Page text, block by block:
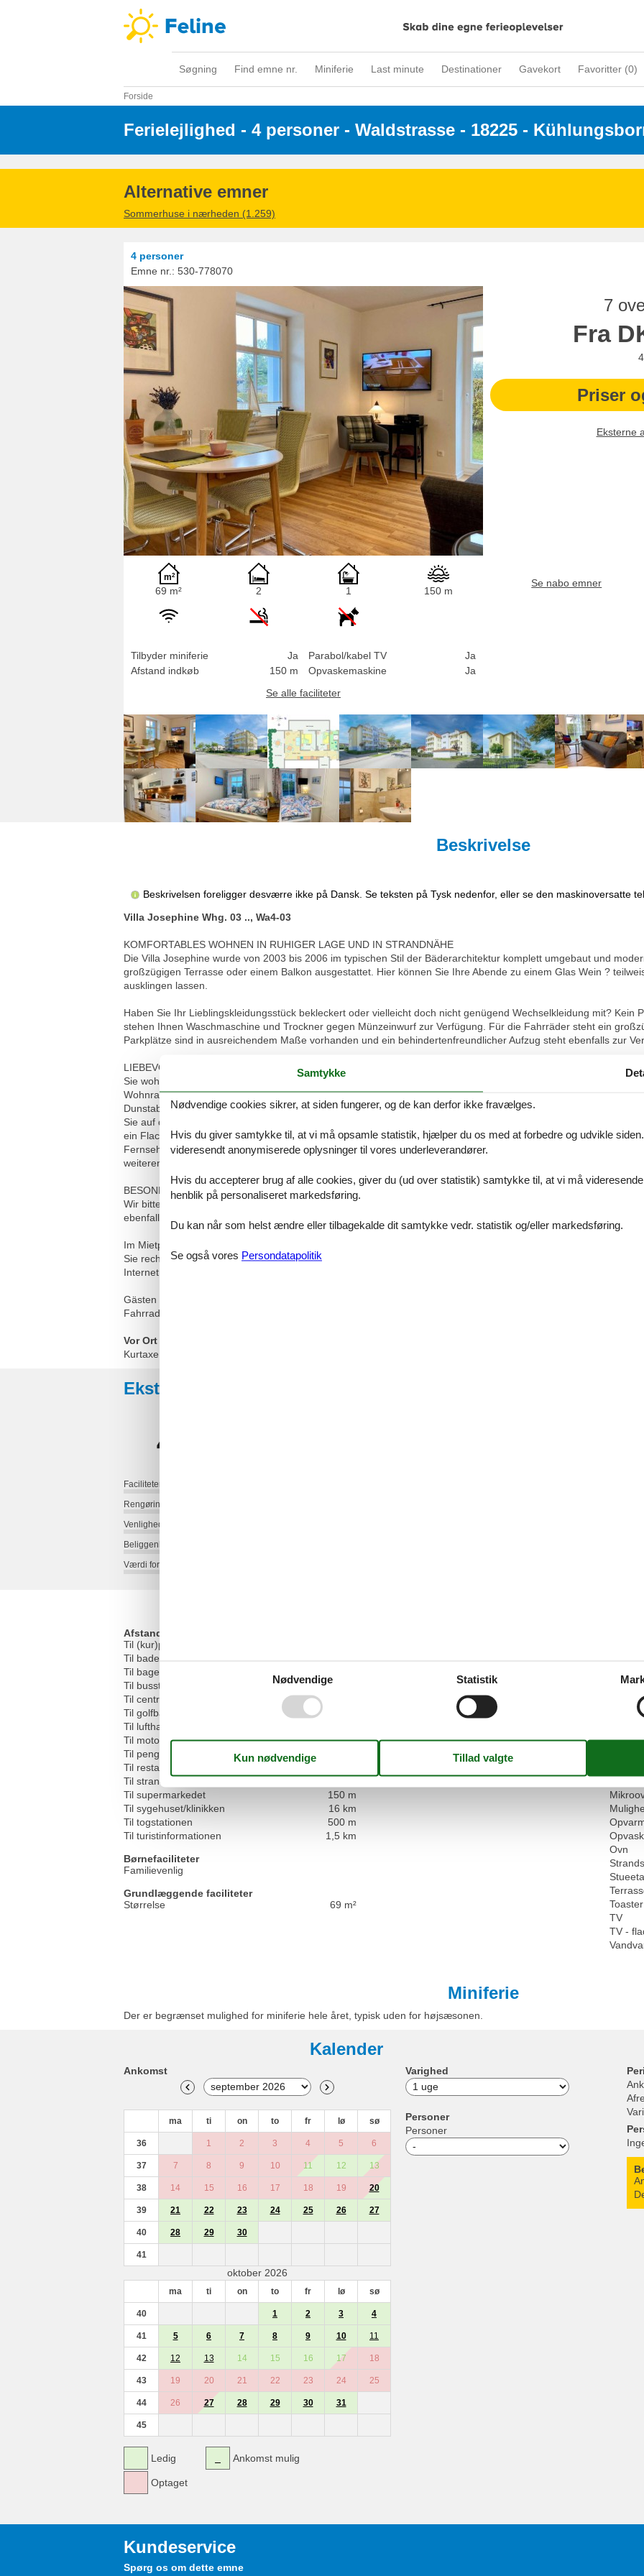
Søgning Find emne nr. Miniferie Last minute Destinationer Gavekort Favoritter (0)
Forside
Ferielejlighed - 4 personer - Waldstrasse - 18225 -
Alternative emner
Sommerhuse i nærheden (1.259)
4 personer
Emne nr.: 530-778070
7
Fra
4
Priser
Eksterne
69 m² 2 1 150 m
Tilbyder miniferie
Ja
Afstand indkøb
150 m
Parabol/kabel TV
Ja
Opvaskemaskine
Ja
Se alle faciliteter
Se nabo emner
Beskrivelse
Beskrivelsen foreligger desværre ikke på Dansk. Se teksten på Tysk nedenfor, eller se den maskinoversatte
Villa Josephine Whg. 03 .., Wa4-03
KOMFORTABLES WOHNEN IN RUHIGER LAGE UND IN STRANDNÄHE
Die Villa Josephine wurde von 2003 bis 2006 im typischen Stil der Bäderarchitektur komplett umgebaut und
großzügigen Terrasse oder einem Balkon ausgestattet. Hier können Sie Ihre Abende zu einem Glas Wein ?
ausklingen lassen.
Haben Sie Ihr Lieblingskleidungsstück bekleckert oder vielleicht doch nicht genügend Wechselkleidung mit? Kein
stehen Ihnen Waschmaschine und Trockner gegen Münzeinwurf zur Verfügung. Für die Fahrräder steht ein
Parkplätze sind in ausreichendem Maße vorhanden und ein behindertenfreundlicher Aufzug steht ebenfalls zur
LIEBEVOLL EINGERICHTETE 3-RAUM-FEWO FÜR 2-4 PERS. MIT 2 GROSSEN TERRASSEN
Sie wohnen in einer ca. 69 m² großen 3-Raum-Ferienwohnung, die sich ebenerdig im Erdgeschoss der Villa
Wohnraum ist ausgestattet mit Couch, Essplatz, Flachbild-TV und voll ausgestatteter moderner Küchenzeile (4-
Dunstabzug, Mikrowelle, Geschirrspüler, Kühlschrank mit Gefriermöglichkeit, Kaffeemaschine, Wasserkocher,
Sie auf die möblierte Süd-Terrasse. Im großen Schlafzimmer befindet sich ein Doppelbett mit Komfortmatratzen
ein Flachbild-Fernseher. Das kleine Schlafzimmer mit ausziehbaren Kojenbett (80x200m / ausgezogen
Fernseher bietet Ihnen den Zugang zur möblierten West-Terrasse, auf der Sie die Sonne genießen können.
weiteren Kleiderschrank. Das geflieste Tageslichtbad mit Dusche und WC sowie einem Hartrockner vervollständigt
BESONDERHEITEN
Wir bitten um Ihr Verständnis, dass das Rauchen nur im Außenbereich gestattet ist, da es sich um eine
ebenfalls nicht gewünscht.
Im Mietpreis sind alle Nebenkosten wie Strom, Wasser und Heizungskosten enthalten. Bettwäsche und
Sie rechtzeitig vor, sodass wir das Wäschepaket vor Ihrer Anreise in der Wohnung für Sie bereitlegen können. Als
Internetnutzung über WLAN kostenfrei zur Verfügung, wobei gem. AGB keine Haftung bei etwaigen Störungen
Gästen dieser Ferienwohnung steht ein kostenloser Pkw-Stellplatz (Nr. 3) zur Verfügung. Ihre mitgebrachten
Fahrradschuppen sicher unterbringen. Waschmaschine und Trockner befinden sich im Haus und können gegen
Vor Ort
Kurtaxe
Eksterne anmeldelser
4,5
Faciliteter:
Rengøring:
Venlighed:
Beliggenhed:
Værdi for pengene:
Afstande
Til (kur)parken/skoven
Til badepladsen/vandmassen
Til bageren
Til busstoppestedet
500 m
Til centrum
Til golfbanen
Til lufthavnen
Til motorvejen
40 km
Til pengeautomaten/banken
Til restauranten
Til stranden
Til supermarkedet
150 m
Til sygehuset/klinikken
16 km
Til togstationen
500 m
Til turistinformationen
1,5 km
Børnefaciliteter
Familievenlig
Grundlæggende faciliteter
Størrelse
69 m²
Omgivende faciliteter
Flere
Ikke-
Kabel/
Ovn
Toaster
TV
TV -
Miniferie
Der er begrænset mulighed for miniferie hele året, typisk uden for højsæsonen.
Kalender
Ankomst
ma ti on to fr lø sø
36 1 2 3 4 5 6
37 7 8 9 10 11 12 13
38 14 15 16 17 18 19 20
39 21 22 23 24 25 26 27
40 28 29 30
41
oktober 2026
ma ti on to fr lø sø
40 1 2 3 4
41 5 6 7 8 9 10 11
42 12 13 14 15 16 17 18
43 19 20 21 22 23 24 25
44 26 27 28 29 30 31
45
Ledig
Optaget
Ankomst mulig
Varighed
Personer
Personer
Kundeservice
Spørg os om dette emne
Samtykke
Nødvendige cookies sikrer, at siden fungerer, og de kan derfor ikke fravælges.
Hvis du giver samtykke til, at vi må opsamle statistik, hjælper du os med at forbedre og udvikle
videresendt anonymiserede oplysninger til vores underleverandører.
Hvis du accepterer brug af alle cookies, giver du (ud over statistik) samtykke til, at vi må
henblik på personaliseret markedsføring.
Du kan når som helst ændre eller tilbagekalde dit samtykke vedr. statistik og/eller markedsføring.
Se også vores Persondatapolitik
Nødvendige Statistik